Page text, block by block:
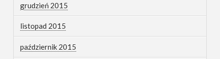
grudzień 2015
listopad 2015
październik 2015